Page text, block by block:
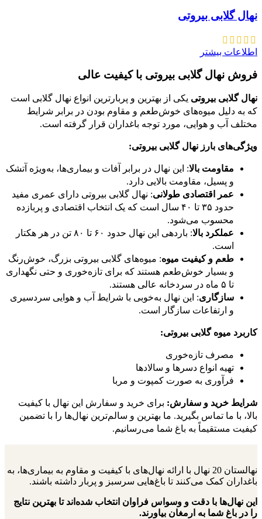
نهال گلابی بیروتی
اطلاعات بیشتر
فروش نهال گلابی بیروتی با کیفیت عالی
نهال گلابی بیروتی یکی از بهترین و پربارترین انواع نهال گلابی است
که به دلیل میوه‌های خوش‌طعم و مقاوم بودن در برابر شرایط
مختلف آب و هوایی، مورد توجه باغداران قرار گرفته است.
ویژگی‌های بارز نهال گلابی بیروتی:
مقاومت بالا: این نهال در برابر آفات و بیماری‌ها، به‌ویژه آتشک
و پسیل، مقاومت بالایی دارد.
عمر اقتصادی طولانی: نهال گلابی بیروتی دارای عمری مفید
حدود ۳۵ تا ۴۰ سال است که یک انتخاب اقتصادی و پربازده
محسوب می‌شود.
عملکرد بالا
: باردهی این نهال حدود ۶۰ تا ۸۰ تن در هر هکتار
است.
طعم و کیفیت میوه: میوه‌های گلابی بیروتی بزرگ، خوش‌رنگ
و بسیار خوش‌طعم هستند که برای تازه‌خوری و حتی نگهداری
تا ۵ ماه در سردخانه عالی هستند.
سازگاری: این نهال به‌خوبی با شرایط آب و هوایی سردسیری
و ارتفاعات سازگار است.
کاربرد میوه گلابی بیروتی:
مصرف تازه‌خوری
تهیه انواع دسرها و سالادها
فرآوری به صورت کمپوت و مربا
شرایط خرید و سفارش: برای خرید و سفارش این نهال با کیفیت
بالا، با ما تماس بگیرید. ما بهترین و سالم‌ترین نهال‌ها را با تضمین
کیفیت مستقیماً به باغ شما می‌رسانیم.
نهالستان 20 نهال با ارائه نهال‌های با کیفیت و مقاوم به بیماری‌ها، به
باغداران کمک می‌کنند تا باغ‌هایی سرسبز و پربار داشته باشند.
این نهال‌ها با دقت و وسواس فراوان انتخاب شده‌اند تا بهترین نتایج
را در باغ شما به ارمغان بیاورند.